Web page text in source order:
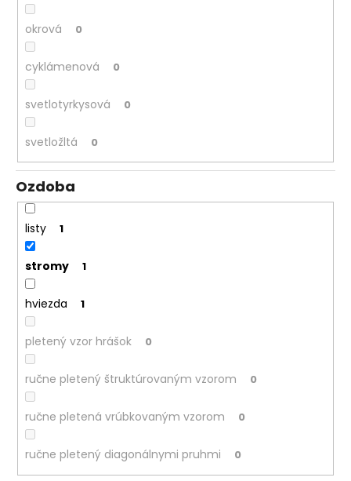
okrová 0
cyklámenová 0
svetlotyrkysová 0
svetložltá 0
Ozdoba
listy 1
stromy 1
hviezda 1
pletený vzor hrášok 0
ručne pletený štruktúrovaným vzorom 0
ručne pletená vrúbkovaným vzorom 0
ručne pletený diagonálnymi pruhmi 0